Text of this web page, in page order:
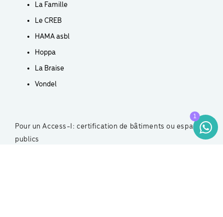
La Famille
Le CREB
HAMA asbl
Hoppa
La Braise
Vondel
Pour un Access-I: certification de bâtiments ou espaces
publics